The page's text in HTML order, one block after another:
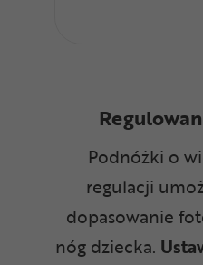
Podnóżki o
regulacji
dopasowanie
nóg dziecka.